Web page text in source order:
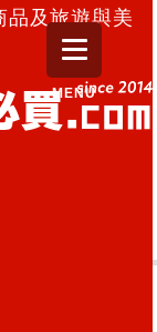
品及旅遊與美
MENU